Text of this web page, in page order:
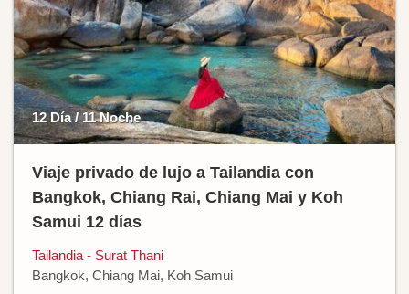
12 Día / 11 Noche
Viaje privado de lujo a Tailandia con
Bangkok, Chiang Rai, Chiang Mai y Koh
Samui 12 días
Tailandia - Surat Thani
Bangkok, Chiang Mai, Koh Samui